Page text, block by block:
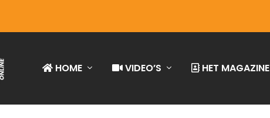
HOME VIDEO’S HET MAGAZINE